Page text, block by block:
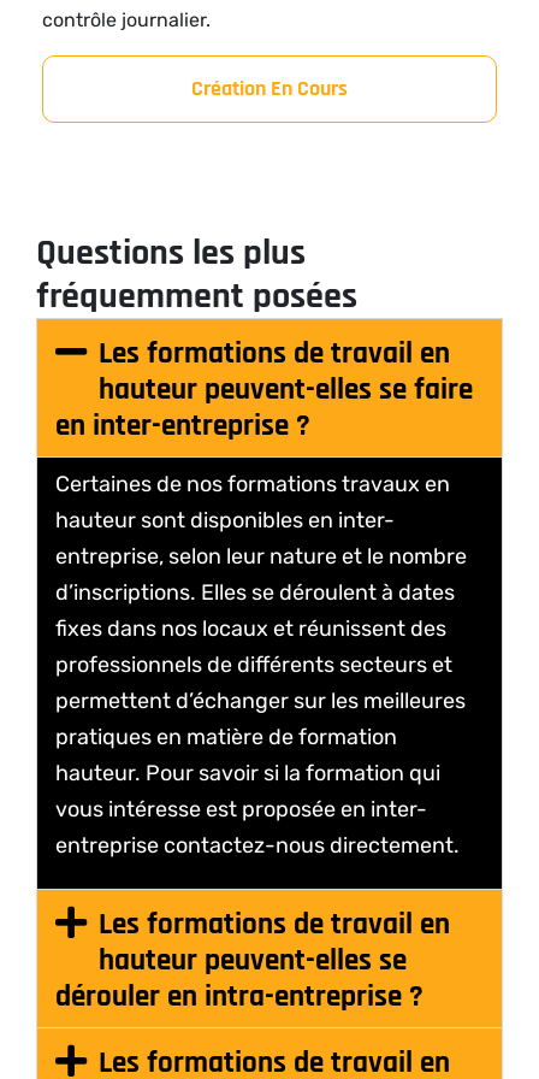
contrôle journalier.
Création En Cours
Questions les plus
fréquemment posées
Les formations de travail en
hauteur peuvent-elles se faire
en inter-entreprise ?
Certaines de nos formations travaux en
hauteur sont disponibles en inter-
entreprise, selon leur nature et le nombre
d’inscriptions. Elles se déroulent à dates
fixes dans nos locaux et réunissent des
professionnels de différents secteurs et
permettent d’échanger sur les meilleures
pratiques en matière de formation
hauteur. Pour savoir si la formation qui
vous intéresse est proposée en inter-
entreprise contactez-nous directement.
Les formations de travail en
hauteur peuvent-elles se
dérouler en intra-entreprise ?
Les formations de travail en